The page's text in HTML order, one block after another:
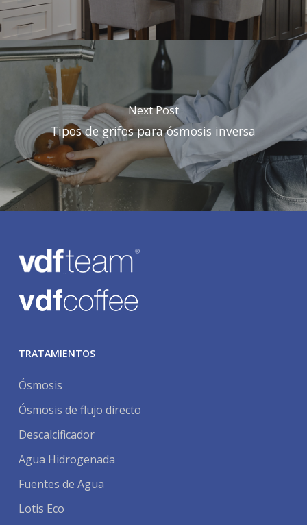
Next Post
Tipos de grifos para ósmosis inversa
TRATAMIENTOS
Ósmosis
Ósmosis de flujo directo
Descalcificador
Agua Hidrogenada
Fuentes de Agua
Lotis Eco